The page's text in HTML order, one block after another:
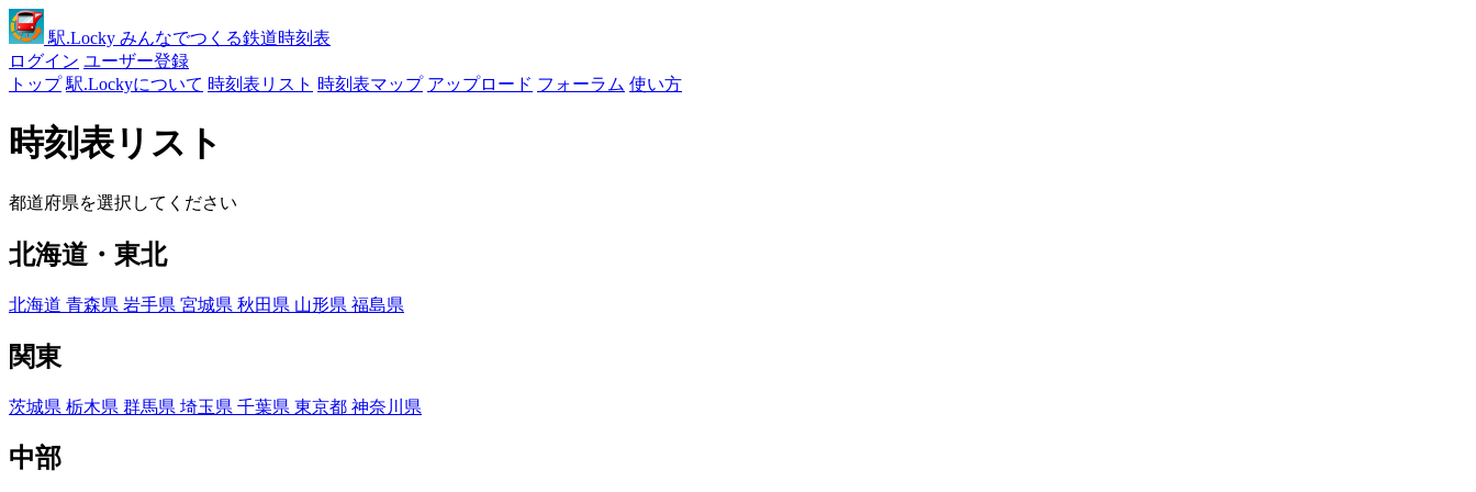
駅.Locky みんなでつくる鉄道時刻表
ログイン ユーザー登録
トップ 駅.Lockyについて 時刻表リスト 時刻表マップ アップロード フォーラム 使い方
時刻表リスト
都道府県を選択してください
北海道・東北
北海道 青森県 岩手県 宮城県 秋田県 山形県 福島県
関東
茨城県 栃木県 群馬県 埼玉県 千葉県 東京都 神奈川県
中部